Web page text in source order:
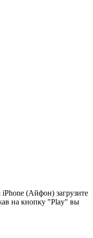
(Айфон) загрузите
на кнопку "Play" вы